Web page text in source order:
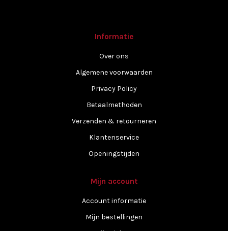
Informatie
Over ons
Algemene voorwaarden
Privacy Policy
Betaalmethoden
Verzenden & retourneren
Klantenservice
Openingstijden
Mijn account
Account informatie
Mijn bestellingen